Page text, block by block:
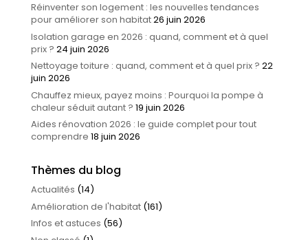
Réinventer son logement : les nouvelles tendances
pour améliorer son habitat26 juin 2026
Isolation garage en 2026 : quand, comment et à quel
prix ? 24 juin 2026
Nettoyage toiture : quand, comment et à quel prix ? 22
juin 2026
Chauffez mieux, payez moins : Pourquoi la pompe à
chaleur séduit autant ? 19 juin 2026
Aides rénovation 2026 : le guide complet pour tout
comprendre 18 juin 2026
Thèmes du blog
Actualités (14)
Amélioration de l'habitat(161)
Infos et astuces (56)